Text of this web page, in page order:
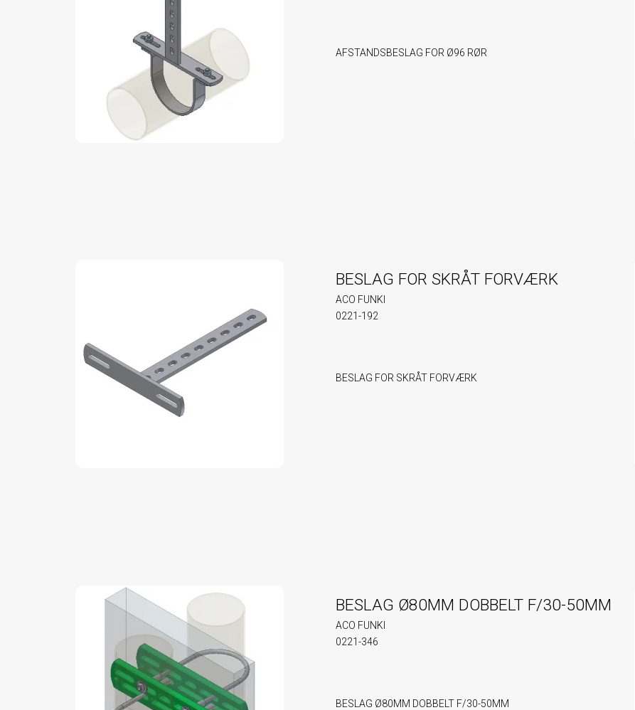
AFSTANDSBESLAG FOR Ø96 RØR
BESLAG FOR SKRÅT FORVÆRK
ACO FUNKI
0221-192
BESLAG FOR SKRÅT FORVÆRK
BESLAG Ø80MM DOBBELT F/30-50MM
ACO FUNKI
0221-346
BESLAG Ø80MM DOBBELT F/30-50MM